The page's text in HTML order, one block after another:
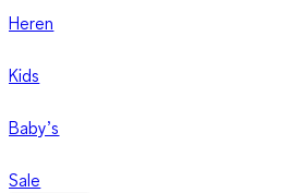
Heren
Kids
Baby’s
Sale